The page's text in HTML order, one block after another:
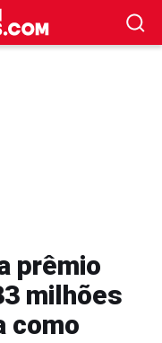
prêmio
milhões
como